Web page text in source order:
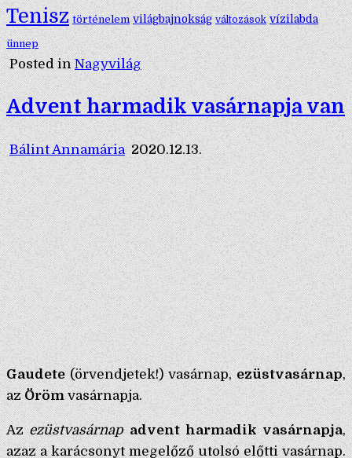
Tenisz történelem világbajnokság változások vízilabda
ünnep
Posted inNagyvilág
Advent harmadik vasárnapja van
Bálint Annamária 2020.12.13.
Gaudete(örvendjetek!) vasárnap,ezüstvasárnap,
azÖrömvasárnapja.
Azezüstvasárnap advent harmadik vasárnapja,
azaz a karácsonyt megelőző utolsó előtti vasárnap.